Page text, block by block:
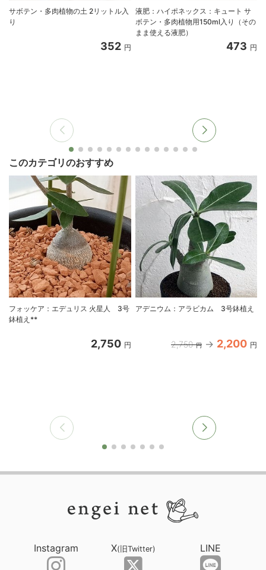
サボテン・多肉植物の土 2リットル入
り
352 円
液肥：ハイポネックス：キュート サ
ボテン・多肉植物用150ml入り（その
まま使える液肥）
473 円
このカテゴリのおすすめ
フォッケア：エデュリス 火星人 3号
鉢植え**
2,750 円
アデニウム：アラビカム 3号鉢植え
2,750 円 2,200 円
Instagram X(旧Twitter) LINE